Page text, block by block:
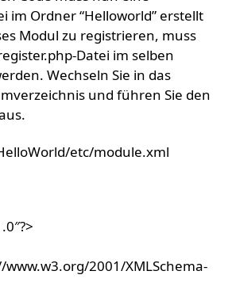
im Ordner “Helloworld” erstellt
Modul zu registrieren, muss
Datei im selben
Wechseln Sie in das
und führen Sie den
etc/module.xml
2001/XMLSchema-